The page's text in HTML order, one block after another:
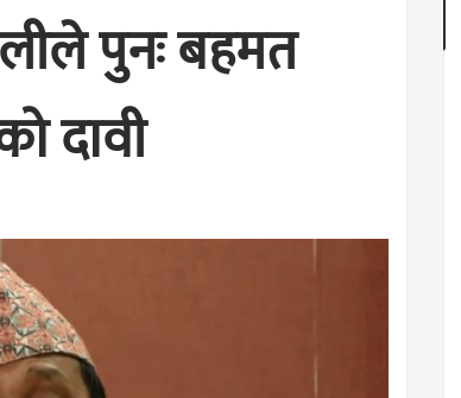
पुनः बहमत
दावी